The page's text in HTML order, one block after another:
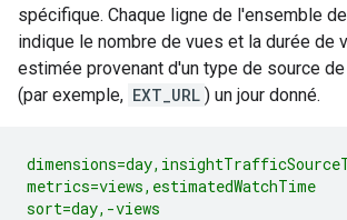
spécifique. Chaque ligne de l'ensemble
indique le nombre de vues et la durée de
estimée provenant d'un type de source
(par exemple, EXT_URL ) un jour donné.
metrics=views,estimatedWatchTime
sort=day,-views